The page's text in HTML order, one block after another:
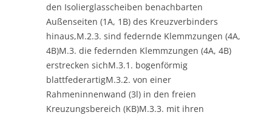
den Isolierglasscheiben benachbarten
Außenseiten (1A, 1B) des Kreuzverbinders
hinaus,M.2.3. sind federnde Klemmzungen (4A,
4B)M.3. die federnden Klemmzungen (4A, 4B)
erstrecken sichM.3.1. bogenförmig
blattfederartigM.3.2. von einer
Rahmeninnenwand (3l) in den freien
Kreuzungsbereich (KB)M.3.3. mit ihren